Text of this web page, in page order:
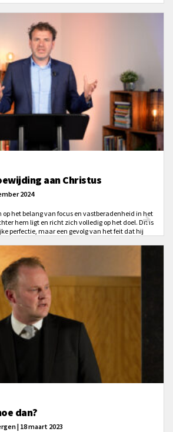
aan Christus
2024
op het belang van focus en vastberadenheid in het
hem ligt en richt zich volledig op het doel. Dit is
perfectie, maar een gevolg van het feit dat hij
dan?
| 18 maart 2023